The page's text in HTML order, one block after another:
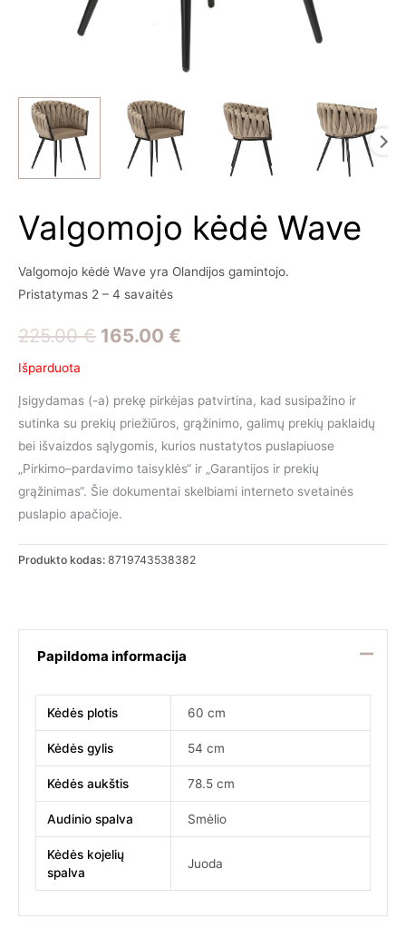
Valgomojo kėdė Wave
Valgomojo kėdė Wave yra Olandijos gamintojo.
Pristatymas 2 – 4 savaitės
225.00€ Original
was:
225.00 €.
165.00 €
is:
165.00 €.
Išparduota
Įsigydamas (-a) prekę pirkėjas patvirtina, kad susipažino ir
sutinka su prekių priežiūros, grąžinimo, galimų prekių paklaidų
bei išvaizdos sąlygomis, kurios nustatytos puslapiuose
„Pirkimo–pardavimo taisyklės“ ir „Garantijos ir prekių
grąžinimas“. Šie dokumentai skelbiami interneto svetainės
puslapio apačioje.
Produkto kodas: 8719743538382
Papildoma informacija
Kėdės plotis 60 cm
Kėdės gylis 54 cm
Kėdės aukštis 78.5 cm
Audinio spalva Smėlio
Kėdės kojelių
spalva
Juoda